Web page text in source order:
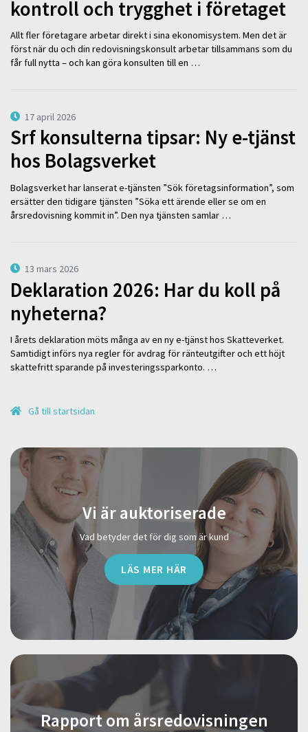
kontroll och trygghet i företaget
Allt fler företagare arbetar direkt i sina ekonomisystem. Men det är
först när du och din redovisningskonsult arbetar tillsammans som du
får full nytta – och kan göra konsulten till en …
17 april 2026
Srf konsulterna tipsar: Ny e-tjänst
hos Bolagsverket
Bolagsverket har lanserat e-tjänsten ”Sök företagsinformation”, som
ersätter den tidigare tjänsten ”Söka ett ärende eller se om en
årsredovisning kommit in”. Den nya tjänsten samlar …
13 mars 2026
Deklaration 2026: Har du koll på
nyheterna?
I årets deklaration möts många av en ny e-tjänst hos Skatteverket.
Samtidigt införs nya regler för avdrag för ränteutgifter och ett höjt
skattefritt sparande på investeringssparkonto. …
Gå till startsidan
Vi är auktoriserade
Vad betyder det för dig som är kund
LÄS MER HÄR
Rapport om årsredovisningen